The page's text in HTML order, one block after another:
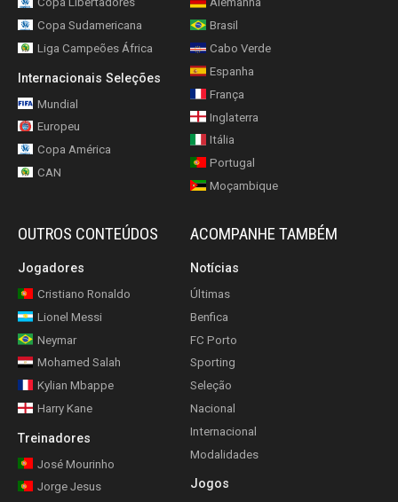
Copa Sudamericana
Liga Campeões África
Internacionais Seleções
Mundial
Europeu
Copa América
CAN
Brasil
Cabo Verde
Espanha
França
Inglaterra
Itália
Portugal
Moçambique
OUTROS CONTEÚDOS
Jogadores
Cristiano Ronaldo
Lionel Messi
Neymar
Mohamed Salah
Kylian Mbappe
Harry Kane
Treinadores
José Mourinho
Jorge Jesus
ACOMPANHE TAMBÉM
Notícias
Últimas
Benfica
FC Porto
Sporting
Seleção
Nacional
Internacional
Modalidades
Jogos